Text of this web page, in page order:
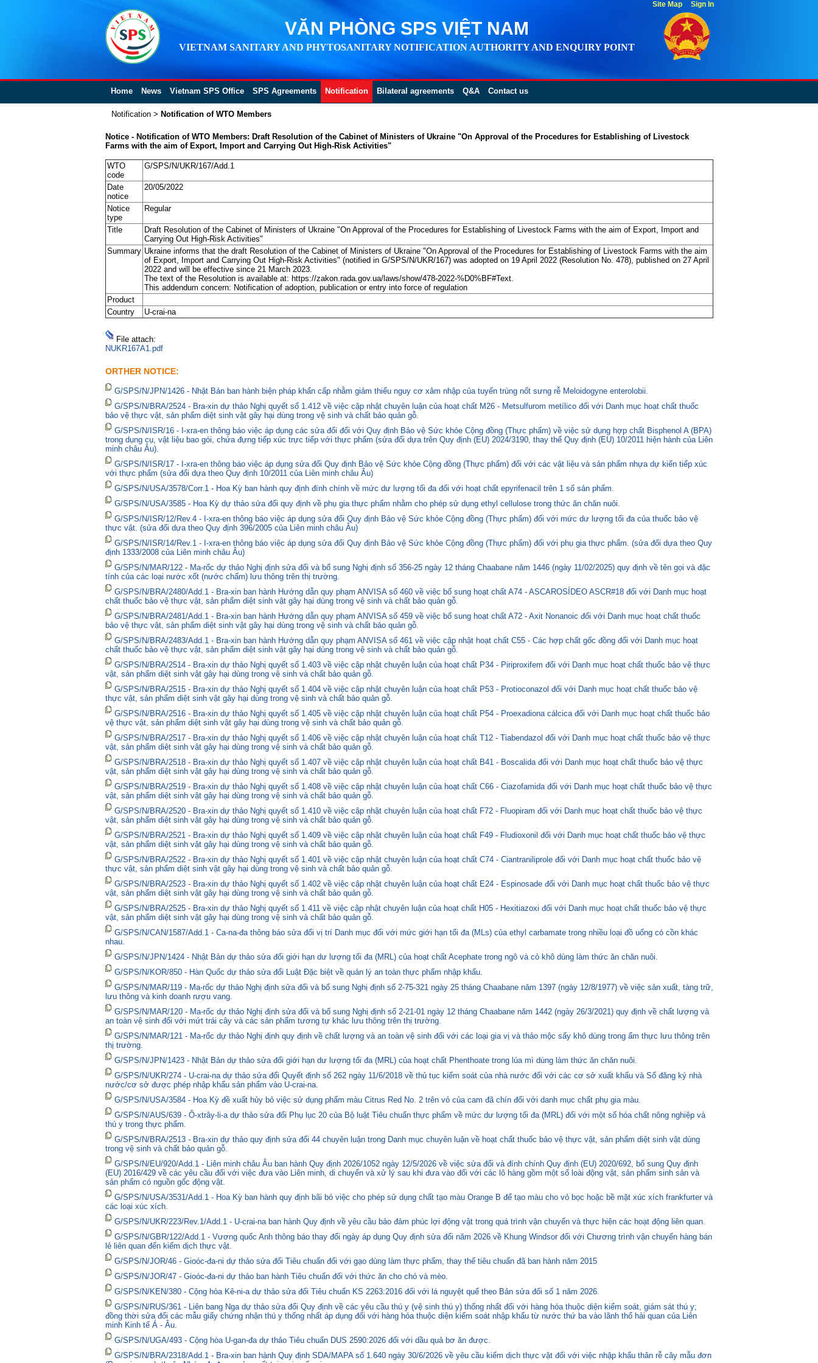
VĂN PHÒNG SPS VIỆT NAM
VIETNAM SANITARY AND PHYTOSANITARY NOTIFICATION AUTHORITY AND ENQUIRY POINT
Home News Vietnam SPS Office SPS Agreements Notification Bilateral agreements Q&A Contact us
Notification> Notification of WTO Members
Notice - Notification of WTO Members: Draft Resolution of the Cabinet of Ministers of Ukraine "On Approval of the Procedures for Establishing of Livestock
Farms with the aim of Export, Import and Carrying Out High-Risk Activities"
WTO
code
G/SPS/N/UKR/167/Add.1
Date
notice
20/05/2022
Notice
type
Regular
Title
Draft Resolution of the Cabinet of Ministers of Ukraine "On Approval of the Procedures for Establishing of Livestock Farms with the aim of Export, Import and
Carrying Out High-Risk Activities"
Summary Ukraine informs that the draft Resolution of the Cabinet of Ministers of Ukraine "On Approval of the Procedures for Establishing of Livestock Farms with the aim
of Export, Import and Carrying Out High-Risk Activities" (notified in G/SPS/N/UKR/167) was adopted on 19 April 2022 (Resolution No. 478), published on 27 April
2022 and will be effective since 21 March 2023.
The text of the Resolution is available at: https://zakon.rada.gov.ua/laws/show/478-2022-%D0%BF#Text.
This addendum concern: Notification of adoption, publication or entry into force of regulation
Product
Country
U-crai-na
File attach:
NUKR167A1.pdf
ORTHER NOTICE:
G/SPS/N/JPN/1426 - Nhật Bản ban hành biện pháp khẩn cấp nhằm giảm thiểu nguy cơ xâm nhập của tuyến trùng nốt sưng rễ Meloidogyne enterolobii.
G/SPS/N/BRA/2524 - Bra-xin dự thảo Nghị quyết số 1.412 về việc cập nhật chuyên luận của hoạt chất M26 - Metsulfurom metílico đối với Danh mục hoạt chất thuốc
bảo vệ thực vật, sản phẩm diệt sinh vật gây hại dùng trong vệ sinh và chất bảo quản gỗ.
G/SPS/N/ISR/16 - I-xra-en thông báo việc áp dụng các sửa đổi đối với Quy định Bảo vệ Sức khỏe Cộng đồng (Thực phẩm) về việc sử dụng hợp chất Bisphenol A (BPA)
trong dụng cụ, vật liệu bao gói, chứa đựng tiếp xúc trực tiếp với thực phẩm (sửa đổi dựa trên Quy định (EU) 2024/3190, thay thế Quy định (EU) 10/2011 hiện hành của Liên
minh châu Âu).
G/SPS/N/ISR/17 - I-xra-en thông báo việc áp dụng sửa đổi Quy định Bảo vệ Sức khỏe Cộng đồng (Thực phẩm) đối với các vật liệu và sản phẩm nhựa dự kiến tiếp xúc
với thực phẩm (sửa đổi dựa theo Quy định 10/2011 của Liên minh châu Âu)
G/SPS/N/USA/3578/Corr.1 - Hoa Kỳ ban hành quy định đính chính về mức dư lượng tối đa đối với hoạt chất epyrifenacil trên 1 số sản phẩm.
G/SPS/N/USA/3585 - Hoa Kỳ dự thảo sửa đổi quy định về phụ gia thực phẩm nhằm cho phép sử dụng ethyl cellulose trong thức ăn chăn nuôi.
G/SPS/N/ISR/12/Rev.4 - I-xra-en thông báo việc áp dụng sửa đổi Quy định Bảo vệ Sức khỏe Cộng đồng (Thực phẩm) đối với mức dư lượng tối đa của thuốc bảo vệ
thực vật. (sửa đổi dựa theo Quy định 396/2005 của Liên minh châu Âu)
G/SPS/N/ISR/14/Rev.1 - I-xra-en thông báo việc áp dụng sửa đổi Quy định Bảo vệ Sức khỏe Cộng đồng (Thực phẩm) đối với phụ gia thực phẩm. (sửa đổi dựa theo Quy
định 1333/2008 của Liên minh châu Âu)
G/SPS/N/MAR/122 - Ma-rốc dự thảo Nghị định sửa đổi và bổ sung Nghị định số 356-25 ngày 12 tháng Chaabane năm 1446 (ngày 11/02/2025) quy định về tên gọi và đặc
tính của các loại nước xốt (nước chấm) lưu thông trên thị trường.
G/SPS/N/BRA/2480/Add.1 - Bra-xin ban hành Hướng dẫn quy phạm ANVISA số 460 về việc bổ sung hoạt chất A74 - ASCAROSÍDEO ASCR#18 đối với Danh mục hoạt
chất thuốc bảo vệ thực vật, sản phẩm diệt sinh vật gây hại dùng trong vệ sinh và chất bảo quản gỗ.
G/SPS/N/BRA/2481/Add.1 - Bra-xin ban hành Hướng dẫn quy phạm ANVISA số 459 về việc bổ sung hoạt chất A72 - Axit Nonanoic đối với Danh mục hoạt chất thuốc
bảo vệ thực vật, sản phẩm diệt sinh vật gây hại dùng trong vệ sinh và chất bảo quản gỗ.
G/SPS/N/BRA/2483/Add.1 - Bra-xin ban hành Hướng dẫn quy phạm ANVISA số 461 về việc cập nhật hoạt chất C55 - Các hợp chất gốc đồng đối với Danh mục hoạt
chất thuốc bảo vệ thực vật, sản phẩm diệt sinh vật gây hại dùng trong vệ sinh và chất bảo quản gỗ.
G/SPS/N/BRA/2514 - Bra-xin dự thảo Nghị quyết số 1.403 về việc cập nhật chuyên luận của hoạt chất P34 - Piriproxifem đối với Danh mục hoạt chất thuốc bảo vệ thực
vật, sản phẩm diệt sinh vật gây hại dùng trong vệ sinh và chất bảo quản gỗ.
G/SPS/N/BRA/2515 - Bra-xin dự thảo Nghị quyết số 1.404 về việc cập nhật chuyên luận của hoạt chất P53 - Protioconazol đối với Danh mục hoạt chất thuốc bảo vệ
thực vật, sản phẩm diệt sinh vật gây hại dùng trong vệ sinh và chất bảo quản gỗ.
G/SPS/N/BRA/2516 - Bra-xin dự thảo Nghị quyết số 1.405 về việc cập nhật chuyên luận của hoạt chất P54 - Proexadiona cálcica đối với Danh mục hoạt chất thuốc bảo
vệ thực vật, sản phẩm diệt sinh vật gây hại dùng trong vệ sinh và chất bảo quản gỗ.
G/SPS/N/BRA/2517 - Bra-xin dự thảo Nghị quyết số 1.406 về việc cập nhật chuyên luận của hoạt chất T12 - Tiabendazol đối với Danh mục hoạt chất thuốc bảo vệ thực
vật, sản phẩm diệt sinh vật gây hại dùng trong vệ sinh và chất bảo quản gỗ.
G/SPS/N/BRA/2518 - Bra-xin dự thảo Nghị quyết số 1.407 về việc cập nhật chuyên luận của hoạt chất B41 - Boscalida đối với Danh mục hoạt chất thuốc bảo vệ thực
vật, sản phẩm diệt sinh vật gây hại dùng trong vệ sinh và chất bảo quản gỗ.
G/SPS/N/BRA/2519 - Bra-xin dự thảo Nghị quyết số 1.408 về việc cập nhật chuyên luận của hoạt chất C66 - Ciazofamida đối với Danh mục hoạt chất thuốc bảo vệ thực
vật, sản phẩm diệt sinh vật gây hại dùng trong vệ sinh và chất bảo quản gỗ.
G/SPS/N/BRA/2520 - Bra-xin dự thảo Nghị quyết số 1.410 về việc cập nhật chuyên luận của hoạt chất F72 - Fluopiram đối với Danh mục hoạt chất thuốc bảo vệ thực
vật, sản phẩm diệt sinh vật gây hại dùng trong vệ sinh và chất bảo quản gỗ.
G/SPS/N/BRA/2521 - Bra-xin dự thảo Nghị quyết số 1.409 về việc cập nhật chuyên luận của hoạt chất F49 - Fludioxonil đối với Danh mục hoạt chất thuốc bảo vệ thực
vật, sản phẩm diệt sinh vật gây hại dùng trong vệ sinh và chất bảo quản gỗ.
G/SPS/N/BRA/2522 - Bra-xin dự thảo Nghị quyết số 1.401 về việc cập nhật chuyên luận của hoạt chất C74 - Ciantraniliprole đối với Danh mục hoạt chất thuốc bảo vệ
thực vật, sản phẩm diệt sinh vật gây hại dùng trong vệ sinh và chất bảo quản gỗ.
G/SPS/N/BRA/2523 - Bra-xin dự thảo Nghị quyết số 1.402 về việc cập nhật chuyên luận của hoạt chất E24 - Espinosade đối với Danh mục hoạt chất thuốc bảo vệ thực
vật, sản phẩm diệt sinh vật gây hại dùng trong vệ sinh và chất bảo quản gỗ.
G/SPS/N/BRA/2525 - Bra-xin dự thảo Nghị quyết số 1.411 về việc cập nhật chuyên luận của hoạt chất H05 - Hexitiazoxi đối với Danh mục hoạt chất thuốc bảo vệ thực
vật, sản phẩm diệt sinh vật gây hại dùng trong vệ sinh và chất bảo quản gỗ.
G/SPS/N/CAN/1587/Add.1 - Ca-na-đa thông báo sửa đổi vị trí Danh mục đối với mức giới hạn tối đa (MLs) của ethyl carbamate trong nhiều loại đồ uống có cồn khác
nhau.
G/SPS/N/JPN/1424 - Nhật Bản dự thảo sửa đổi giới hạn dư lượng tối đa (MRL) của hoạt chất Acephate trong ngô và cỏ khô dùng làm thức ăn chăn nuôi.
G/SPS/N/KOR/850 - Hàn Quốc dự thảo sửa đổi Luật Đặc biệt về quản lý an toàn thực phẩm nhập khẩu.
G/SPS/N/MAR/119 - Ma-rốc dự thảo Nghị định sửa đổi và bổ sung Nghị định số 2-75-321 ngày 25 tháng Chaabane năm 1397 (ngày 12/8/1977) về việc sản xuất, tàng trữ,
lưu thông và kinh doanh rượu vang.
G/SPS/N/MAR/120 - Ma-rốc dự thảo Nghị định sửa đổi và bổ sung Nghị định số 2-21-01 ngày 12 tháng Chaabane năm 1442 (ngày 26/3/2021) quy định về chất lượng và
an toàn vệ sinh đối với mứt trái cây và các sản phẩm tương tự khác lưu thông trên thị trường.
G/SPS/N/MAR/121 - Ma-rốc dự thảo Nghị định quy định về chất lượng và an toàn vệ sinh đối với các loại gia vị và thảo mộc sấy khô dùng trong ẩm thực lưu thông trên
thị trường.
G/SPS/N/JPN/1423 - Nhật Bản dự thảo sửa đổi giới hạn dư lượng tối đa (MRL) của hoạt chất Phenthoate trong lúa mì dùng làm thức ăn chăn nuôi.
G/SPS/N/UKR/274 - U-crai-na dự thảo sửa đổi Quyết định số 262 ngày 11/6/2018 về thủ tục kiểm soát của nhà nước đối với các cơ sở xuất khẩu và Sổ đăng ký nhà
nước/cơ sở được phép nhập khẩu sản phẩm vào U-crai-na.
G/SPS/N/USA/3584 - Hoa Kỳ đề xuất hủy bỏ việc sử dụng phẩm màu Citrus Red No. 2 trên vỏ của cam đã chín đối với danh mục chất phụ gia màu.
G/SPS/N/AUS/639 - Ô-xtrây-li-a dự thảo sửa đổi Phụ lục 20 của Bộ luật Tiêu chuẩn thực phẩm về mức dư lượng tối đa (MRL) đối với một số hóa chất nông nghiệp và
thú y trong thực phẩm.
G/SPS/N/BRA/2513 - Bra-xin dự thảo quy định sửa đổi 44 chuyên luận trong Danh mục chuyên luận về hoạt chất thuốc bảo vệ thực vật, sản phẩm diệt sinh vật dùng
trong vệ sinh và chất bảo quản gỗ.
G/SPS/N/EU/920/Add.1 - Liên minh châu Âu ban hành Quy định 2026/1052 ngày 12/5/2026 về việc sửa đổi và đính chính Quy định (EU) 2020/692, bổ sung Quy định
(EU) 2016/429 về các yêu cầu đối với việc đưa vào Liên minh, di chuyển và xử lý sau khi đưa vào đối với các lô hàng gồm một số loài động vật, sản phẩm sinh sản và
sản phẩm có nguồn gốc động vật.
G/SPS/N/USA/3531/Add.1 - Hoa Kỳ ban hành quy định bãi bỏ việc cho phép sử dụng chất tạo màu Orange B để tạo màu cho vỏ bọc hoặc bề mặt xúc xích frankfurter và
các loại xúc xích.
G/SPS/N/UKR/223/Rev.1/Add.1 - U-crai-na ban hành Quy định về yêu cầu bảo đảm phúc lợi động vật trong quá trình vận chuyển và thực hiện các hoạt động liên quan.
G/SPS/N/GBR/122/Add.1 - Vương quốc Anh thông báo thay đổi ngày áp dụng Quy định sửa đổi năm 2026 về Khung Windsor đối với Chương trình vận chuyển hàng bán
lẻ liên quan đến kiểm dịch thực vật.
G/SPS/N/JOR/46 - Gioóc-đa-ni dự thảo sửa đổi Tiêu chuẩn đối với gạo dùng làm thực phẩm, thay thế tiêu chuẩn đã ban hành năm 2015
G/SPS/N/JOR/47 - Gioóc-đa-ni dự thảo ban hành Tiêu chuẩn đối với thức ăn cho chó và mèo.
G/SPS/N/KEN/380 - Cộng hòa Kê-ni-a dự thảo sửa đổi Tiêu chuẩn KS 2263:2016 đối với lá nguyệt quế theo Bản sửa đổi số 1 năm 2026.
G/SPS/N/RUS/361 - Liên bang Nga dự thảo sửa đổi Quy định về các yêu cầu thú y (vệ sinh thú y) thống nhất đối với hàng hóa thuộc diện kiểm soát, giám sát thú y;
đồng thời sửa đổi các mẫu giấy chứng nhận thú y thống nhất áp dụng đối với hàng hóa thuộc diện kiểm soát nhập khẩu từ nước thứ ba vào lãnh thổ hải quan của Liên
minh Kinh tế Á - Âu.
G/SPS/N/UGA/493 - Cộng hòa U-gan-đa dự thảo Tiêu chuẩn DUS 2590:2026 đối với dầu quả bơ ăn được.
G/SPS/N/BRA/2318/Add.1 - Bra-xin ban hành Quy định SDA/MAPA số 1.640 ngày 30/6/2026 về yêu cầu kiểm dịch thực vật đối với việc nhập khẩu thân rễ cây mẫu đơn
Site Map Sign In